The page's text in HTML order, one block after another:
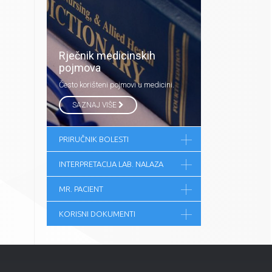
Rječnik medicinskih
pojmova
Često korišteni pojmovi u medicini.
SAZNAJ VIŠE
PRIRUČNIK BOLESTI
INTERPRETACIJA LAB. NALAZA
MR. PACIENT
KORISNI DOKUMENTI